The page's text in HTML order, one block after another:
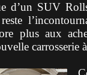
d’un SUV
plus aux
carrosserie